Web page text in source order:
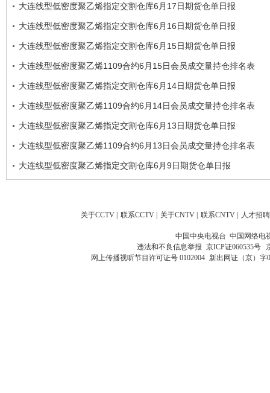
大连线型低密度聚乙烯指定交割仓库6月17日期货仓单日报
大连线型低密度聚乙烯指定交割仓库6月16日期货仓单日报
大连线型低密度聚乙烯指定交割仓库6月15日期货仓单日报
大连线型低密度聚乙烯1109合约6月15日会员成交量持仓排名表
大连线型低密度聚乙烯指定交割仓库6月14日期货仓单日报
大连线型低密度聚乙烯1109合约6月14日会员成交量持仓排名表
大连线型低密度聚乙烯指定交割仓库6月13日期货仓单日报
大连线型低密度聚乙烯1109合约6月13日会员成交量持仓排名表
大连线型低密度聚乙烯指定交割仓库6月9日期货仓单日报
关于CCTV | 联系CCTV | 关于CNTV | 联系CNTV | 人才招聘
中国中央电视台 中国网络电
违法和不良信息举报 京ICP证060535号
网上传播视听节目许可证号 0102004 新出网证（京）